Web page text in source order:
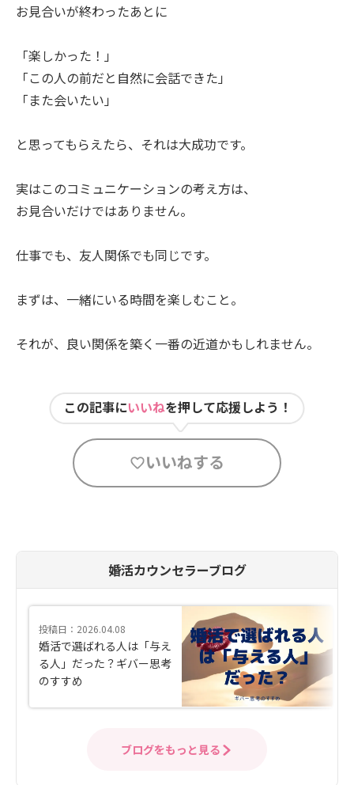
お見合いが終わったあとに
「楽しかった！」
「この人の前だと自然に会話できた」
「また会いたい」
と思ってもらえたら、それは大成功です。
実はこのコミュニケーションの考え方は、
お見合いだけではありません。
仕事でも、友人関係でも同じです。
まずは、一緒にいる時間を楽しむこと。
それが、良い関係を築く一番の近道かもしれません。
この記事にいいねを押して応援しよう！
いいねする
婚活カウンセラーブログ
投稿日：2026.04.08
婚活で選ばれる人は「与え
る人」だった？ギバー思考
のすすめ
ブログをもっと見る